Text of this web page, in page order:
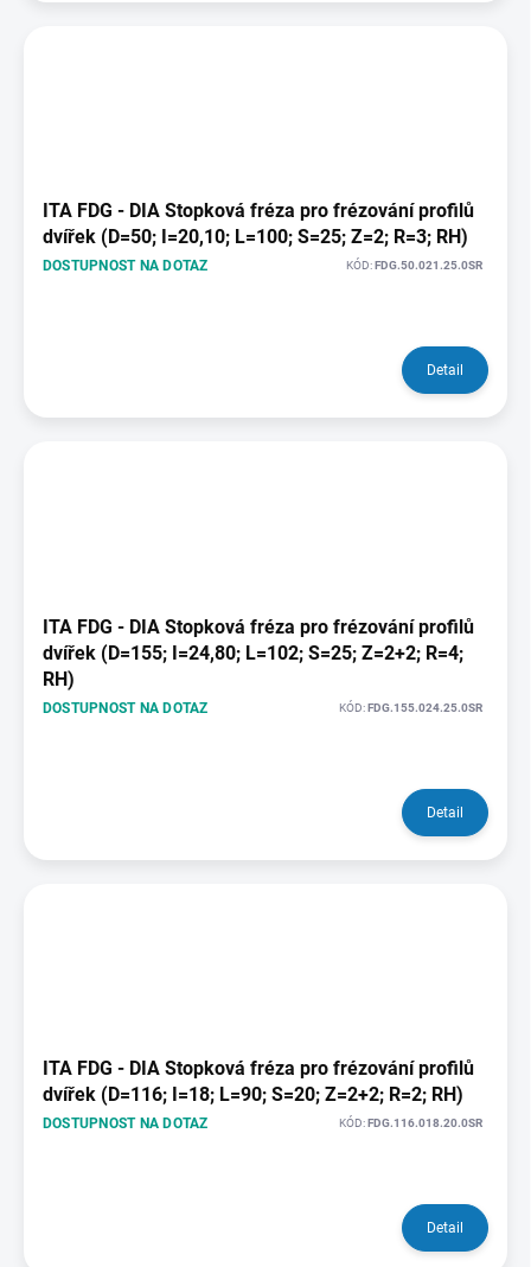
ITA FDG - DIA Stopková fréza pro frézování profilů
dvířek (D=50; I=20,10; L=100; S=25; Z=2; R=3; RH)
DOSTUPNOST NA DOTAZ KÓD: FDG.50.021.25.0SR
Detail
ITA FDG - DIA Stopková fréza pro frézování profilů
dvířek (D=155; I=24,80; L=102; S=25; Z=2+2; R=4;
RH)
DOSTUPNOST NA DOTAZ KÓD:FDG.155.024.25.0SR
Detail
ITA FDG - DIA Stopková fréza pro frézování profilů
dvířek (D=116; I=18; L=90; S=20; Z=2+2; R=2; RH)
DOSTUPNOST NA DOTAZ KÓD:FDG.116.018.20.0SR
Detail